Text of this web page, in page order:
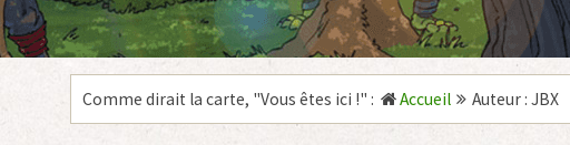
Comme dirait la carte, "Vous êtes ici !" : Accueil Auteur : JBX